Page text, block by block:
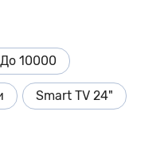
До 10000
Smart TV 24"